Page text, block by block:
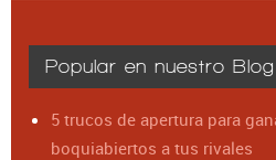
Popular en nuestro Blog
5 trucos de apertura para
boquiabiertos a tus rivales